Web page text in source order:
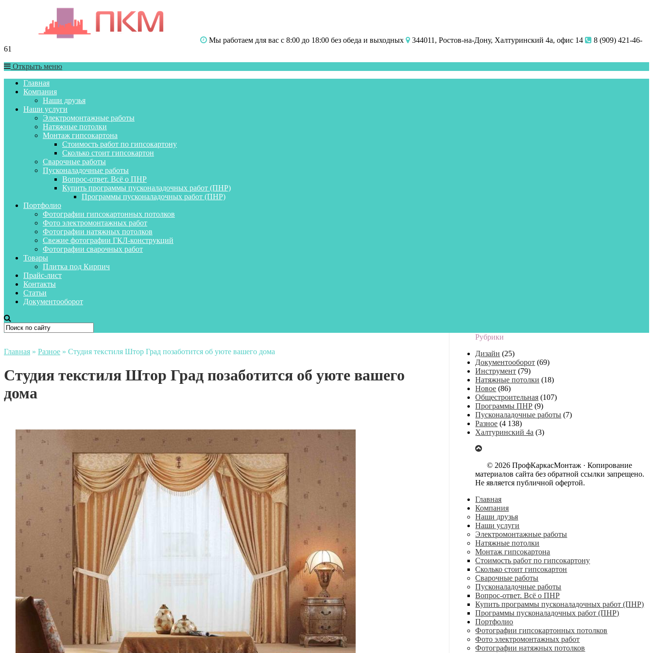
Мы работаем для вас с 8:00 до 18:00 без обеда и выходных 344011, Ростов-на-Дону, Халтуринский 4а, офис 14
8 (909) 421-46-
61
Открыть меню
Главная
Компания
Наши друзья
Наши услуги
Электромонтажные работы
Натяжные потолки
Монтаж гипсокартона
Стоимость работ по гипсокартону
Сколько стоит гипсокартон
Сварочные работы
Пусконаладочные работы
Вопрос-ответ. Всё о ПНР
Купить программы пусконаладочных работ (ПНР)
Программы пусконаладочных работ (ПНР)
Портфолио
Фотографии гипсокартонных потолков
Фото электромонтажных работ
Фотографии натяжных потолков
Свежие фотографии ГКЛ-конструкций
Фотографии сварочных работ
Товары
Плитка под Кирпич
Прайс-лист
Контакты
Статьи
Документооборот
Главная » Разное » Студия текстиля Штор Град позаботится об уюте вашего дома
Студия текстиля Штор Град позаботится об уюте вашего
дома
Рубрики
Дизайн (25)
Документооборот (69)
Инструмент (79)
Натяжные потолки (18)
Новое (86)
Общестроительная (107)
Программы ПНР (9)
Пусконаладочные работы (7)
Разное (4 138)
Халтуринский 4а (3)
© 2026 ПрофКаркасМонтаж · Копирование
материалов сайта без обратной ссылки запрещено.
Не является публичной офертой.
Главная
Компания
Наши друзья
Наши услуги
Электромонтажные работы
Натяжные потолки
Монтаж гипсокартона
Стоимость работ по гипсокартону
Сколько стоит гипсокартон
Сварочные работы
Пусконаладочные работы
Вопрос-ответ. Всё о ПНР
Купить программы пусконаладочных работ (ПНР)
Программы пусконаладочных работ (ПНР)
Портфолио
Фотографии гипсокартонных потолков
Фото электромонтажных работ
Фотографии натяжных потолков